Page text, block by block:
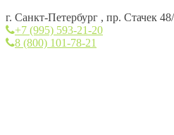
г. Санкт-Петербург , пр. Стачек
+7 (995) 593-21-20
8 (800) 101-78-21